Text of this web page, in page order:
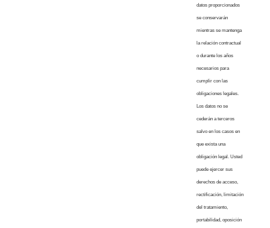
datos proporcionados
se conservarán
mientras se mantenga
la relación contractual
o durante los años
necesarios para
cumplir con las
obligaciones legales.
Los datos no se
cederán a terceros
salvo en los casos en
que exista una
obligación legal. Usted
puede ejercer sus
derechos de acceso,
rectificación, limitación
del tratamiento,
portabilidad, oposición